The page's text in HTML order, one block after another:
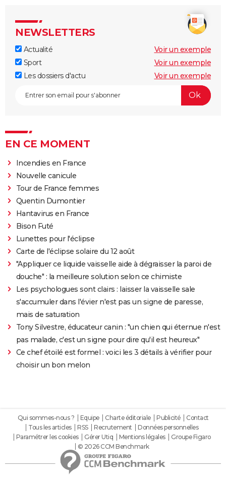
NEWSLETTERS
Actualité
Voir un exemple
Sport
Voir un exemple
Les dossiers d'actu
Voir un exemple
EN CE MOMENT
Incendies en France
Nouvelle canicule
Tour de France femmes
Quentin Dumontier
Hantavirus en France
Bison Futé
Lunettes pour l'éclipse
Carte de l'éclipse solaire du 12 août
"Appliquer ce liquide vaisselle aide à dégraisser la paroi de
douche" : la meilleure solution selon ce chimiste
Les psychologues sont clairs : laisser la vaisselle sale
s'accumuler dans l'évier n'est pas un signe de paresse,
mais de saturation
Tony Silvestre, éducateur canin : "un chien qui éternue n'est
pas malade, c'est un signe pour dire qu'il est heureux"
Ce chef étoilé est formel : voici les 3 détails à vérifier pour
choisir un bon melon
Qui sommes-nous ? Equipe Charte éditoriale Publicité
Contact
Tous les articles
RSS Recrutement
Données personnelles
Paramétrer les cookies
Gérer Utiq Mentions légales
Groupe Figaro
© 2026 CCM Benchmark